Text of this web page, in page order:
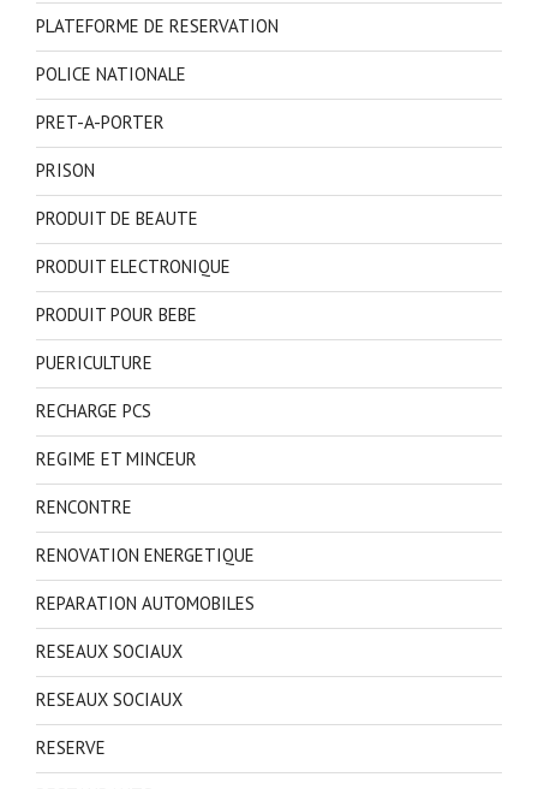
PLATEFORME DE RESERVATION
POLICE NATIONALE
PRET-A-PORTER
PRISON
PRODUIT DE BEAUTE
PRODUIT ELECTRONIQUE
PRODUIT POUR BEBE
PUERICULTURE
RECHARGE PCS
REGIME ET MINCEUR
RENCONTRE
RENOVATION ENERGETIQUE
REPARATION AUTOMOBILES
RESEAUX SOCIAUX
RESEAUX SOCIAUX
RESERVE